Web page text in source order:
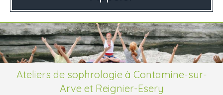
Ateliers de sophrologie à Contamine-sur-
Arve et Reignier-Esery